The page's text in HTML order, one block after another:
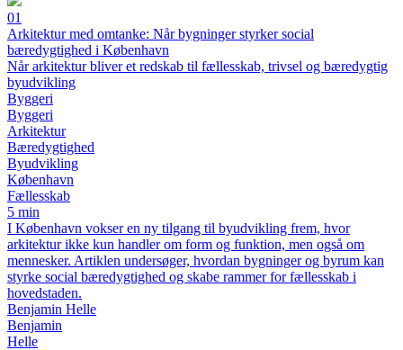
01
Arkitektur med omtanke: Når bygninger styrker social
bæredygtighed i København
Når arkitektur bliver et redskab til fællesskab, trivsel og bæredygtig
byudvikling
Byggeri
Byggeri
Arkitektur
Bæredygtighed
Byudvikling
København
Fællesskab
5 min
I København vokser en ny tilgang til byudvikling frem, hvor
arkitektur ikke kun handler om form og funktion, men også om
mennesker. Artiklen undersøger, hvordan bygninger og byrum kan
styrke social bæredygtighed og skabe rammer for fællesskab i
hovedstaden.
Benjamin Helle
Benjamin
Helle